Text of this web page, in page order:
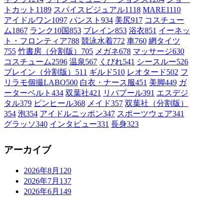
トカット 1189 スパイスビジュアル1118 MARE1110
アイドルワン1097 パンスト 934 美尻917 コスチュー
ム1867 ランク10国853 ブレイン853 浴衣851 イーネッ
ト・フロンティア788 競泳水着772 車760 網タイツ
755 竹書房（分割版） 705 メガネ678 マッサージ630
コスチューム2596 温泉567 くびれ541 シースルー526
ブレイン（分割版） 511 ギルド510 レオタード502 フ
リラモ個撮LABO500 白衣・ナース服451 美脚449 ガ
ーターベルト 434 双葉社421 リバプール391 エスデジ
タル379 ピンヒール368 メイド357 双葉社（分割版）
354 泡354 アイドルニッポン347 スポーツウェア341
グラッソ340 インタビュー331 長身323
アーカイブ
2026年8月 120
2026年7月 137
2026年6月 149